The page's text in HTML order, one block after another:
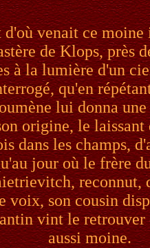
venait ce moine
de Klops, près
à la lumière d'un
qu'en
lui donna
origine, le
dans les champs,
jour où le frère
reconnut,
voix, son cousin
vint le retrouver
aussi moine.